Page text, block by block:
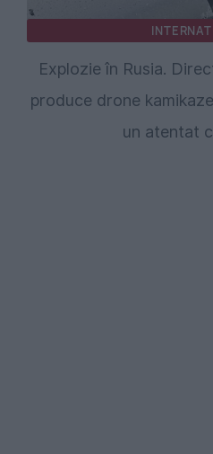
Explozie în Rusia.
produce drone
un atentat